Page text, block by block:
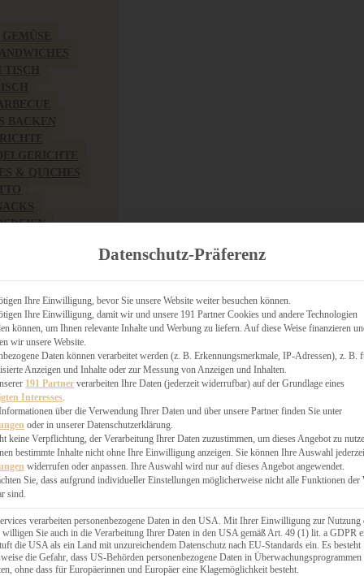
CHUTNEYS
Suche
Datenschutz-Präferenz
Ihre Einwilligung, bevor Sie unsere Website weiter besuchen können.
Ihre Einwilligung, damit wir und unsere 191 Partner Cookies und andere Technologien
können, um Ihnen relevante Inhalte und Werbung zu liefern. Auf diese Weise finanzieren
wir unsere Website.
Daten können verarbeitet werden (z. B. Erkennungsmerkmale, IP-Adressen), z. B.
Anzeigen und Inhalte oder zur Messung von Anzeigen und Inhalten.
191 Partner verarbeiten Ihre Daten (jederzeit widerrufbar) auf der Grundlage eines
Interesses
über die Verwendung Ihrer Daten und über unsere Partner finden Sie unter
oder in unserer Datenschutzerklärung.
keine Verpflichtung, der Verarbeitung Ihrer Daten zuzustimmen, um dieses Angebot zu
bestimmte Inhalte nicht ohne Ihre Einwilligung anzeigen. Sie können Ihre Auswahl
widerrufen oder anpassen. Ihre Auswahl wird nur auf dieses Angebot angewendet.
Sie, dass aufgrund individueller Einstellungen möglicherweise nicht alle Funktionen der
sind.
verarbeiten personenbezogene Daten in den USA. Mit Ihrer Einwilligung zur Nutzung
willigen Sie auch in die Verarbeitung Ihrer Daten in den USA gemäß Art. 49 (1) lit. a GDPR
die USA als ein Land mit unzureichendem Datenschutz nach EU-Standards ein. Es besteht
die Gefahr, dass US-Behörden personenbezogene Daten in Überwachungsprogrammen
ohne dass für Europäerinnen und Europäer eine Klagemöglichkeit besteht.